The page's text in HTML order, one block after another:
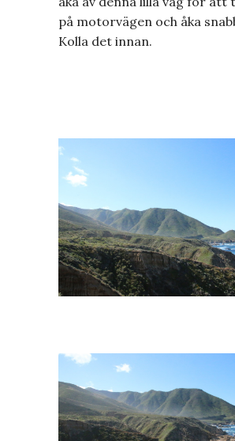
på motorvägen och åka
Kolla det innan.